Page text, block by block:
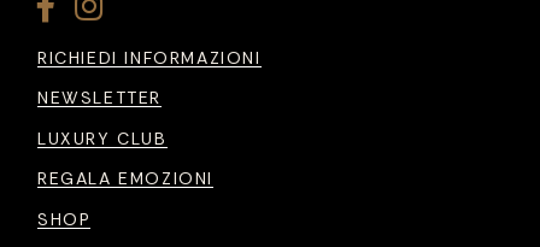
RICHIEDI INFORMAZIONI
NEWSLETTER
LUXURY CLUB
REGALA EMOZIONI
SHOP